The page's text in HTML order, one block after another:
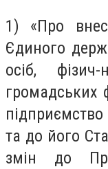
1) «Про
Єдиного
осіб,
громадських
підприємство
та до його
змін до